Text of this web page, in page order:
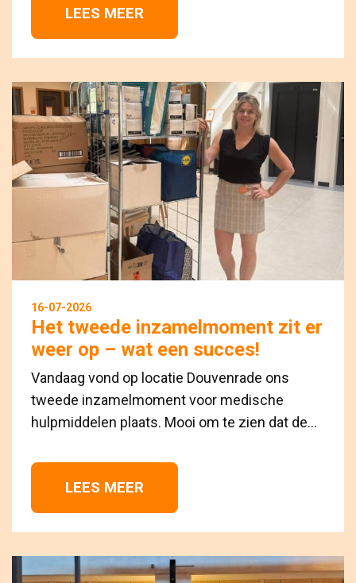
LEES MEER
16-07-2026
Het tweede inzamelmoment zit er
weer op – wat een succes!
Vandaag vond op locatie Douvenrade ons
tweede inzamelmoment voor medische
hulpmiddelen plaats. Mooi om te zien dat de...
LEES MEER